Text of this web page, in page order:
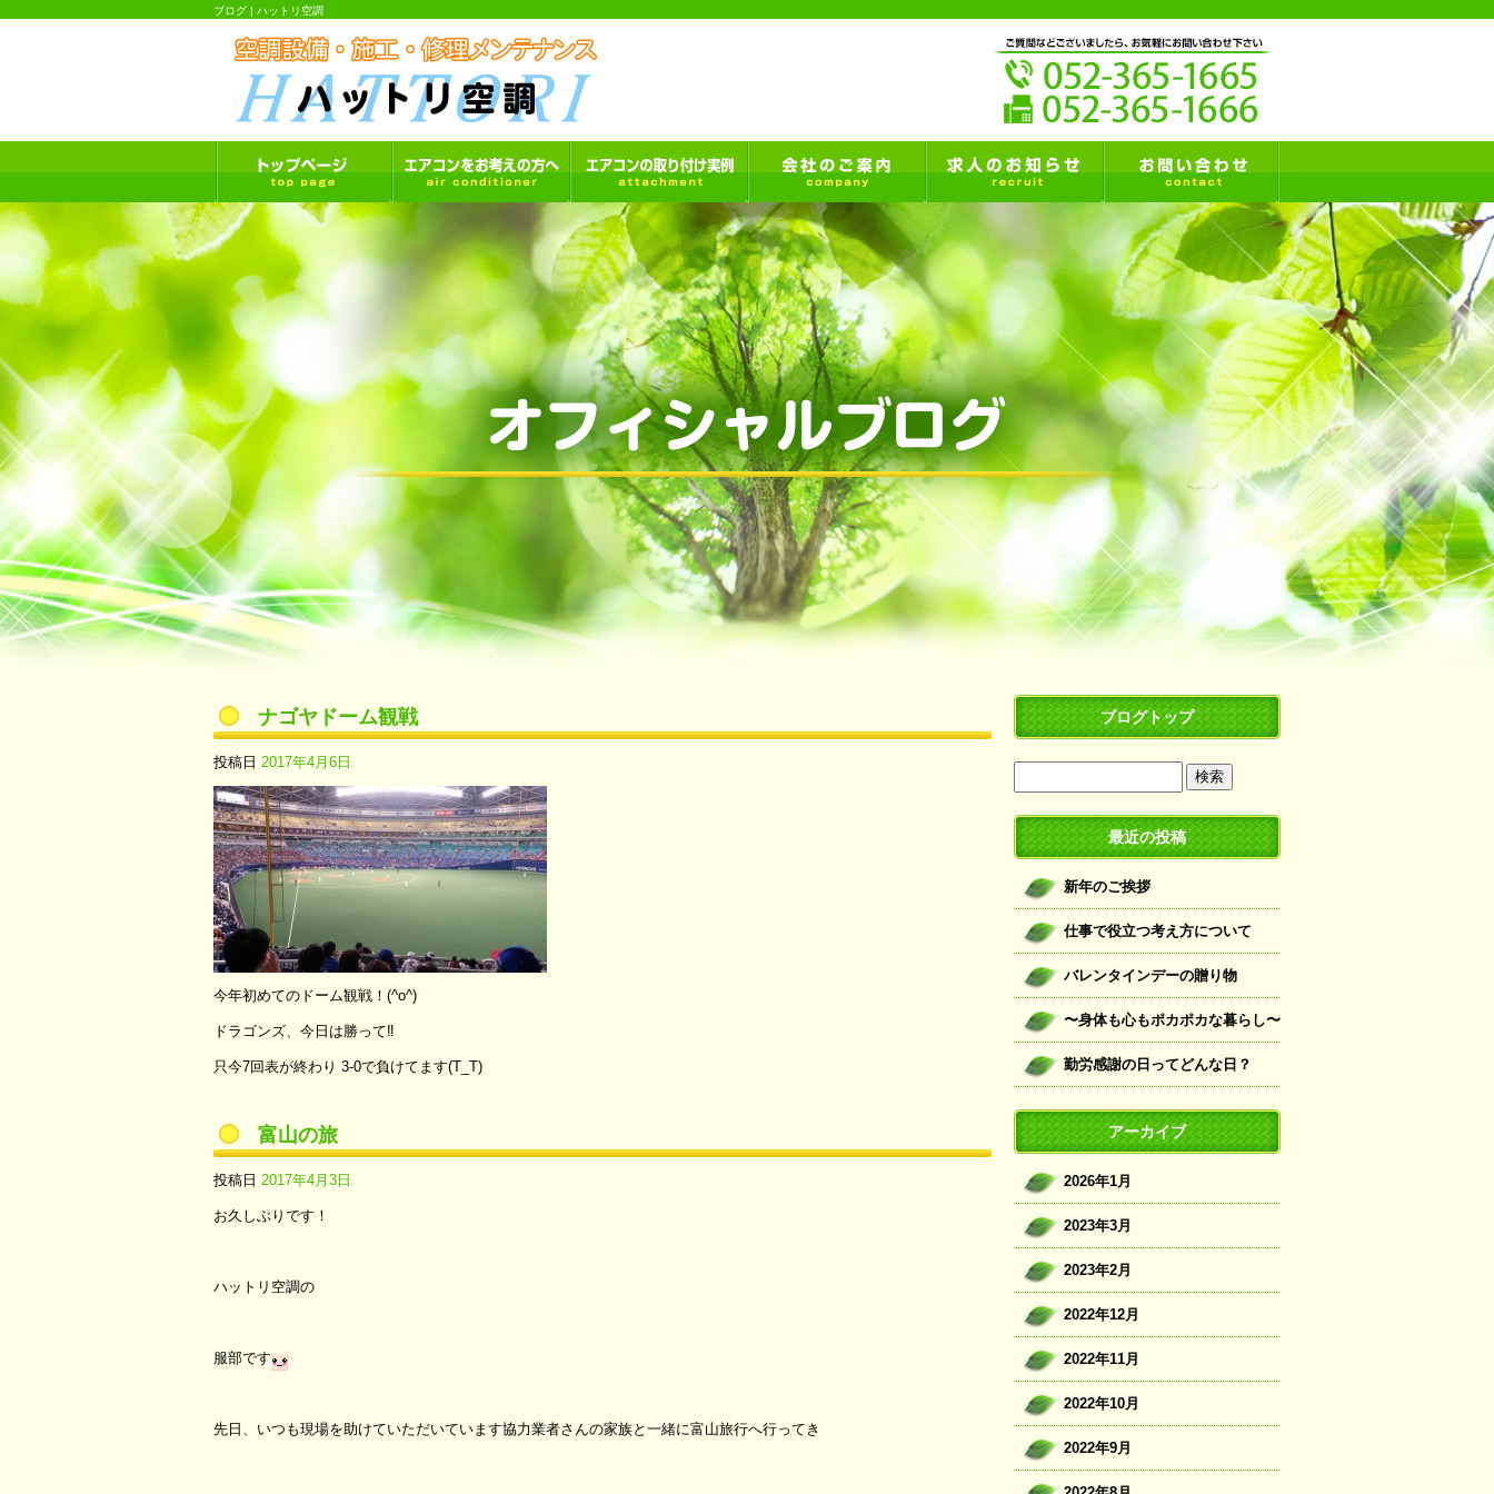
ブログ | ハットリ空調
ナゴヤドーム観戦
投稿日 2017年4月6日
今年初めてのドーム観戦！(^o^)
ドラゴンズ、今日は勝って‼
只今7回表が終わり 3-0で負けてます(T_T)
富山の旅
投稿日 2017年4月3日
お久しぶりです！
ハットリ空調の
服部です
先日、いつも現場を助けていただいています協力業者さんの家族と一緒に富山旅行へ行ってき
ブログトップ
最近の投稿
新年のご挨拶
仕事で役立つ考え方について
バレンタインデーの贈り物
〜身体も心もポカポカな暮らし〜
勤労感謝の日ってどんな日？
アーカイブ
2026年1月
2023年3月
2023年2月
2022年12月
2022年11月
2022年10月
2022年9月